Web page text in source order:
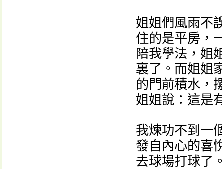
姐姐們風雨不
住的是平房，
陪我學法，姐
裏了。而姐姐
的門前積水，
姐姐說：這是
我煉功不到一
發自內心的喜
去球場打球了